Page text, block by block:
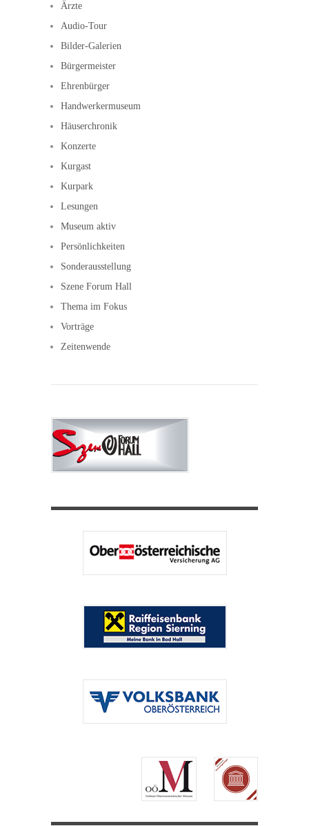
Ärzte
Audio-Tour
Bilder-Galerien
Bürgermeister
Ehrenbürger
Handwerkermuseum
Häuserchronik
Konzerte
Kurgast
Kurpark
Lesungen
Museum aktiv
Persönlichkeiten
Sonderausstellung
Szene Forum Hall
Thema im Fokus
Vorträge
Zeitenwende